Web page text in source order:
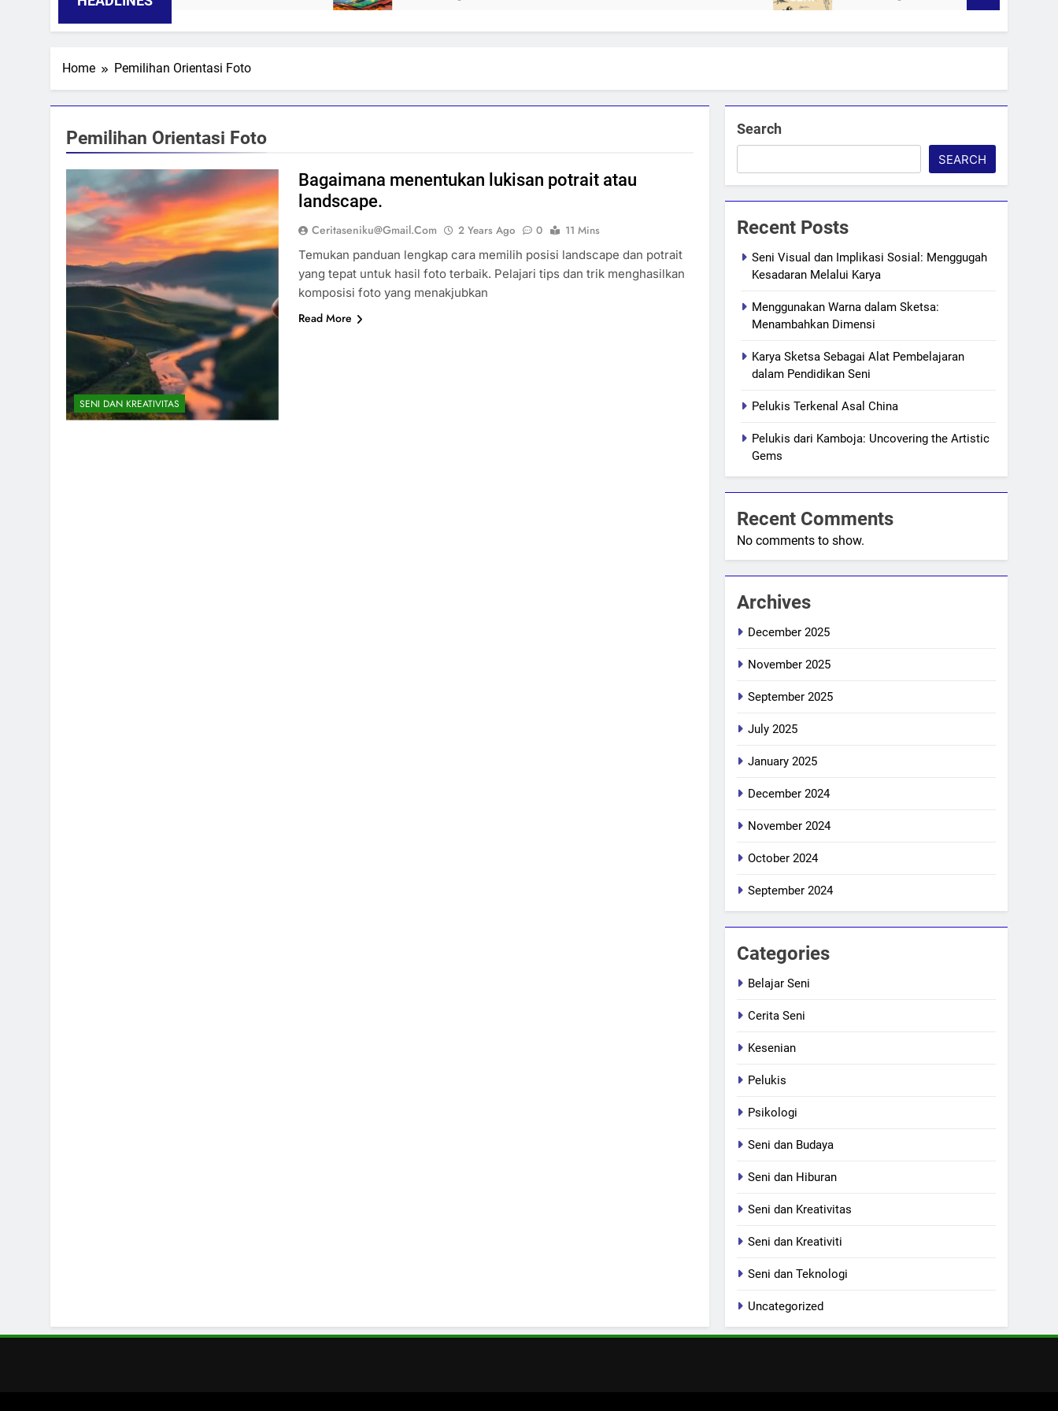
Home Pemilihan Orientasi Foto
Pemilihan Orientasi Foto
SENI DAN KREATIVITAS
Bagaimana menentukan lukisan potrait atau
landscape.
Ceritaseniku@gmail.com 2 Years Ago 0
11 Mins
Temukan panduan lengkap cara memilih posisi landscape dan potrait
yang tepat untuk hasil foto terbaik. Pelajari tips dan trik menghasilkan
komposisi foto yang menakjubkan
Read More
Search
SEARCH
Recent Posts
Seni Visual dan Implikasi Sosial: Menggugah
Kesadaran Melalui Karya
Menggunakan Warna dalam Sketsa:
Menambahkan Dimensi
Karya Sketsa Sebagai Alat Pembelajaran
dalam Pendidikan Seni
Pelukis Terkenal Asal China
Pelukis dari Kamboja: Uncovering the Artistic
Gems
Recent Comments
No comments to show.
Archives
December 2025
November 2025
September 2025
July 2025
January 2025
December 2024
November 2024
October 2024
September 2024
Categories
Belajar Seni
Cerita Seni
Kesenian
Pelukis
Psikologi
Seni dan Budaya
Seni dan Hiburan
Seni dan Kreativitas
Seni dan Kreativiti
Seni dan Teknologi
Uncategorized